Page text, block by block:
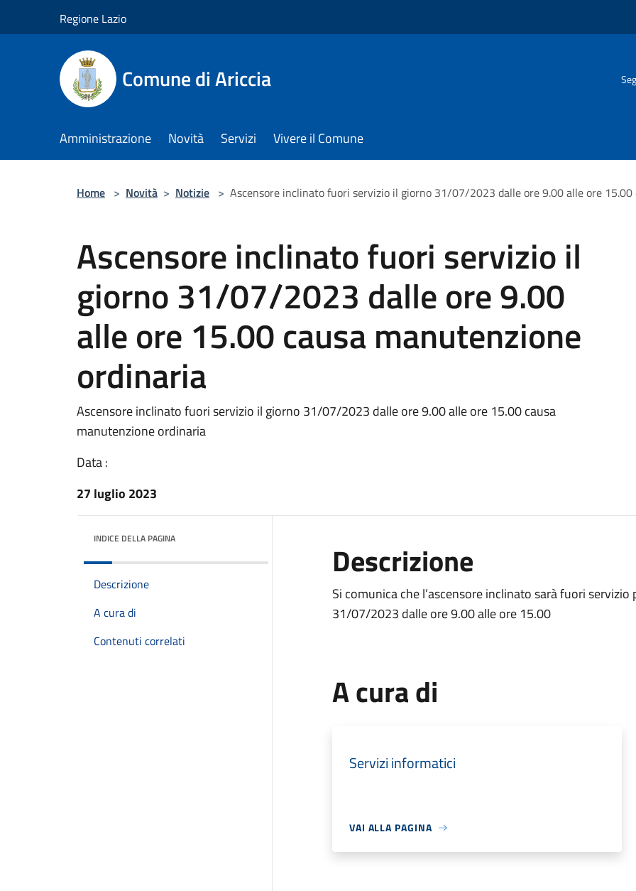
Regione Lazio
Comune di Ariccia
Amministrazione Novità Servizi Vivere il Comune
Home > Novità > Notizie > Ascensore inclinato fuori servizio il giorno 31/07/2023 dalle ore 9.00 alle ore
Ascensore inclinato fuori servizio il
giorno 31/07/2023 dalle ore 9.00
alle ore 15.00 causa manutenzione
ordinaria
Ascensore inclinato fuori servizio il giorno 31/07/2023 dalle ore 9.00 alle ore 15.00 causa
manutenzione ordinaria
Data :
27 luglio 2023
INDICE DELLA PAGINA
Descrizione
A cura di
Contenuti correlati
Descrizione
Si comunica che l’ascensore inclinato sarà fuori
31/07/2023 dalle ore 9.00 alle ore 15.00
A cura di
Servizi informatici
VAI ALLA PAGINA